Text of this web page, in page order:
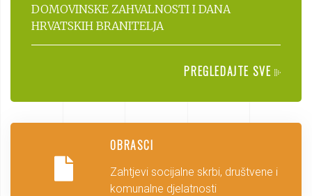
DOMOVINSKE ZAHVALNOSTI I DANA
HRVATSKIH BRANITELJA
PREGLEDAJTE SVE
OBRASCI
Zahtjevi socijalne skrbi, društvene i
komunalne djelatnosti